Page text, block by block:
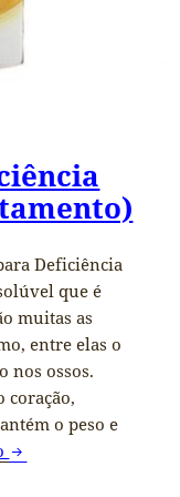
Deficiência
que é
muitas as
entre elas o
nos ossos.
coração,
o peso e
Remédio para